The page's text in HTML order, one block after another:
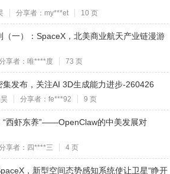
分享者：my***et 10 页
一）：SpaceX，北美商业航天产业链漫游
享者：唯****度 73 页
发布，关注AI 3D生成能力进步-260426
分享者：fe***92 9 页
“西虾东养”——OpenClaw的中美发展对
享者：四****三 4 页
，新型空间态势感知系统使让卫星“睁开